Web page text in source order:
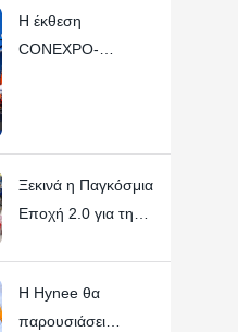
Σύμβουλος»
Η έκθεση
CONEXPO-
Ξεκινά η Παγκόσμια
Εποχή 2.0 για τη
Αεροσκαφών της
Κίνας
Η Hynee θα
παρουσιάσει